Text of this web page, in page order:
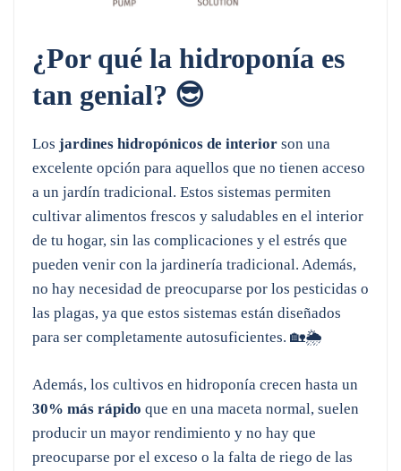
¿Por qué la hidroponía es
tan genial? 😎
Los jardines hidropónicos de interior son una
excelente opción para aquellos que no tienen acceso
a un jardín tradicional. Estos sistemas permiten
cultivar alimentos frescos y saludables en el interior
de tu hogar, sin las complicaciones y el estrés que
pueden venir con la jardinería tradicional. Además,
no hay necesidad de preocuparse por los pesticidas o
las plagas, ya que estos sistemas están diseñados
para ser completamente autosuficientes. 🏡🌦️
Además, los cultivos en hidroponía crecen hasta un
30% más rápido que en una maceta normal, suelen
producir un mayor rendimiento y no hay que
preocuparse por el exceso o la falta de riego de las